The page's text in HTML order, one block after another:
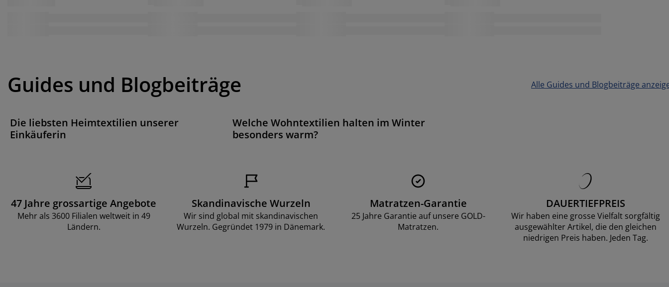
Guides und Blogbeiträge Alle Guides und Blogbeiträge
Die liebsten Heimtextilien unserer
Einkäuferin
Welche Wohntextilien halten im Winter
besonders warm?
47 Jahre grossartige Angebote
Mehr als 3600 Filialen weltweit in 49
Ländern.
Skandinavische Wurzeln
Wir sind global mit skandinavischen
Wurzeln. Gegründet 1979 in Dänemark.
Matratzen-Garantie
25 Jahre Garantie auf unsere GOLD-
Matratzen.
DAUERTIEFPREIS
Wir haben eine grosse Vielfalt sorgfältig
ausgewählter Artikel, die den gleichen
niedrigen Preis haben. Jeden Tag.